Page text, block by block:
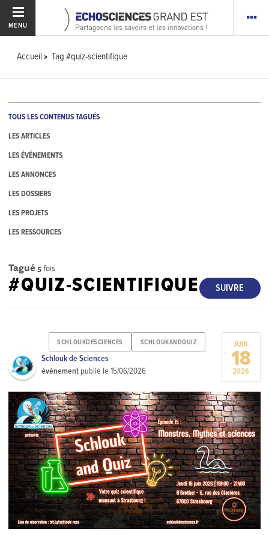
MENU
Accueil Tag #quiz-scientifique
TOUS LES CONTENUS TAGUÉS
LES ARTICLES
LES ÉVÉNEMENTS
LES ANNONCES
LES DOSSIERS
LES PROJETS
LES RESSOURCES
Tagué 5fois
SUIVRE
#QUIZ-SCIENTIFIQUE
SCHLOUKDESCIENCES SCHLOUKANDQUIZ
Schlouk de Sciences
événement publié le15/06/2026
JUIN
18
2026